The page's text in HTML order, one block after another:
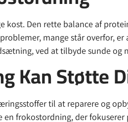
kost. Den rette balance af
mange står overfor,
ved at tilbyde sunde
Kan Støtte
til at reparere og
frokostordning, der